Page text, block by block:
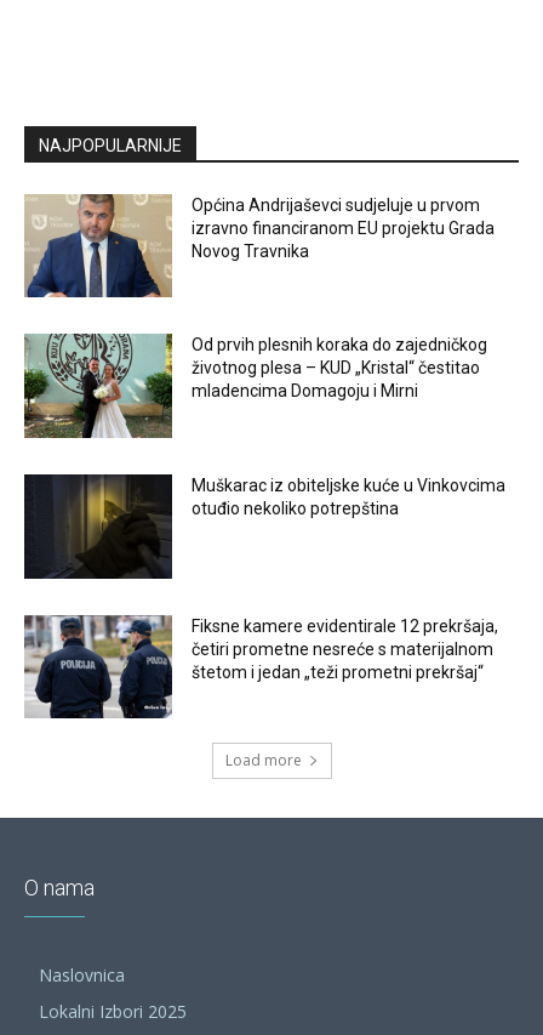
NAJPOPULARNIJE
Općina Andrijaševci sudjeluje u prvom
izravno financiranom EU projektu Grada
Novog Travnika
Od prvih plesnih koraka do zajedničkog
životnog plesa – KUD „Kristal“ čestitao
mladencima Domagoju i Mirni
Muškarac iz obiteljske kuće u Vinkovcima
otuđio nekoliko potrepština
Fiksne kamere evidentirale 12 prekršaja,
četiri prometne nesreće s materijalnom
štetom i jedan „teži prometni prekršaj“
Load more
O nama
Naslovnica
Lokalni Izbori 2025